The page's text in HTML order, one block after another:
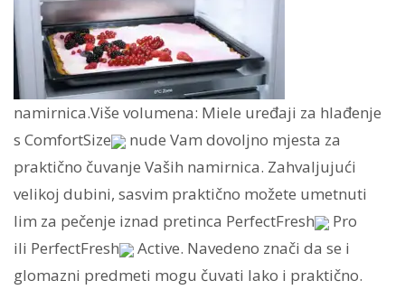
namirnica.Više volumena: Miele uređaji za hlađenje
s ComfortSize
nude Vam dovoljno mjesta za
praktično čuvanje Vaših namirnica. Zahvaljujući
velikoj dubini, sasvim praktično možete umetnuti
lim za pečenje iznad pretinca PerfectFresh
Pro
ili PerfectFresh
Active. Navedeno znači da se i
glomazni predmeti mogu čuvati lako i praktično.